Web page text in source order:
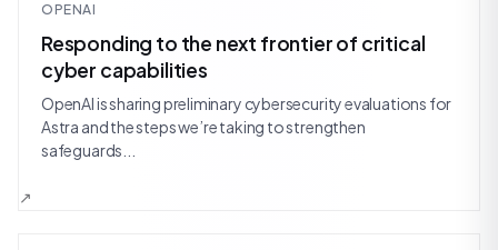
OPENAI
Responding to the next frontier of critical
cyber capabilities
OpenAI is sharing preliminary cybersecurity evaluations for
Astra and the steps we’re taking to strengthen
safeguards...